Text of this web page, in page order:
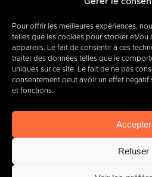
Pour offrir les meilleures expériences,
telles que les cookies pour stocker et/ou
appareils. Le fait de consentir à ces
traiter des données telles que le
uniques sur ce site. Le fait de ne pas
consentement peut avoir un effet négatif
et fonctions.
Accepter
Refuser
+32 (0) 65 39
Aujourd’hui,